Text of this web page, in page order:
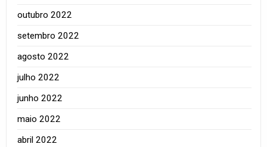
outubro 2022
setembro 2022
agosto 2022
julho 2022
junho 2022
maio 2022
abril 2022